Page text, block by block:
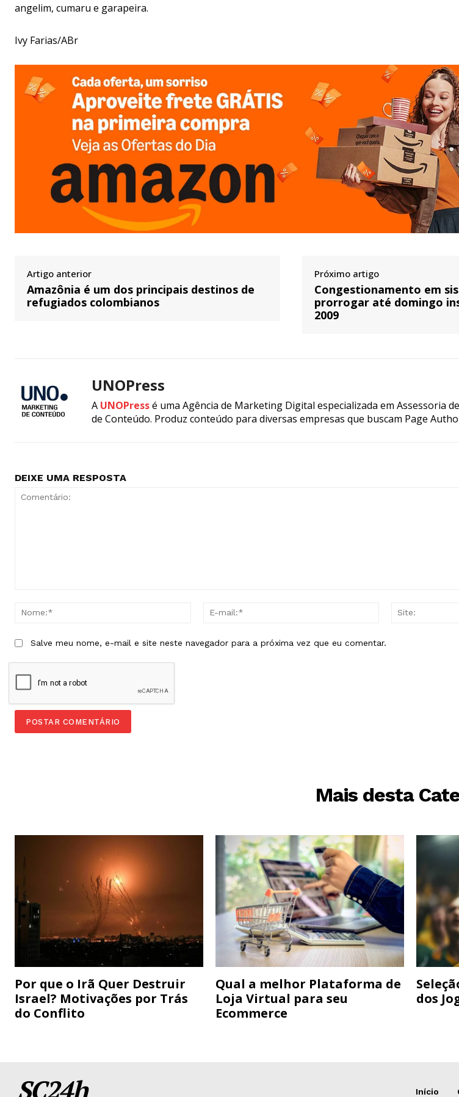
angelim, cumaru e garapeira.
Ivy Farias/ABr
Artigo anterior
Amazônia é um dos principais destinos de
refugiados colombianos
Próximo artigo
Congestionamento em
prorrogar até domingo
2009
UNOPress
A UNOPressé uma Agência de Marketing Digital especializada em Assessoria
de Conteúdo. Produz conteúdo para diversas empresas que buscam Page
DEIXE UMA RESPOSTA
Nome:*
Salve meu nome, e-mail e site neste navegador para a próxima vez que eu comentar.
Mais desta
Por que o Irã Quer Destruir
Israel? Motivações por Trás
do Conflito
Qual a melhor Plataforma de
Loja Virtual para seu
Ecommerce
dos
SC24h Início